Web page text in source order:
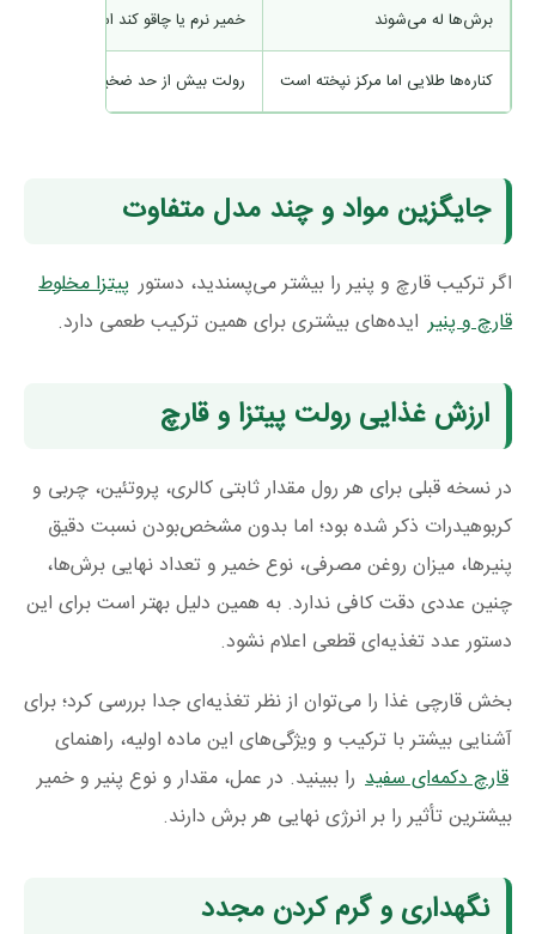
برش‌ها له می‌شوند خمیر نرم یا چاقو کند است
کناره‌ها طلایی اما مرکز نپخته است رولت بیش از حد ضخیم یا پر شده
جایگزین مواد و چند مدل متفاوت
اگر ترکیب قارچ و پنیر را بیشتر می‌پسندید، دستور پیتزا مخلوط
قارچ و پنیر ایده‌های بیشتری برای همین ترکیب طعمی دارد.
ارزش غذایی رولت پیتزا و قارچ
در نسخه قبلی برای هر رول مقدار ثابتی کالری، پروتئین، چربی و
کربوهیدرات ذکر شده بود؛ اما بدون مشخص‌بودن نسبت دقیق
پنیرها، میزان روغن مصرفی، نوع خمیر و تعداد نهایی برش‌ها،
چنین عددی دقت کافی ندارد. به همین دلیل بهتر است برای این
دستور عدد تغذیه‌ای قطعی اعلام نشود.
بخش قارچی غذا را می‌توان از نظر تغذیه‌ای جدا بررسی کرد؛ برای
آشنایی بیشتر با ترکیب و ویژگی‌های این ماده اولیه، راهنمای
قارچ دکمه‌ای سفید را ببینید. در عمل، مقدار و نوع پنیر و خمیر
بیشترین تأثیر را بر انرژی نهایی هر برش دارند.
نگهداری و گرم کردن مجدد